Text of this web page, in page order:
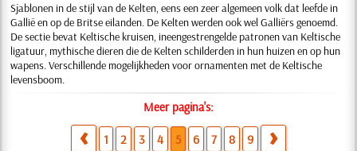
Sjablonen in de stijl van de Kelten, eens een zeer algemeen volk dat leefde in
Gallië en op de Britse eilanden. De Kelten werden ook wel Galliërs genoemd.
De sectie bevat Keltische kruisen, ineengestrengelde patronen van Keltische
ligatuur, mythische dieren die de Kelten schilderden in hun huizen en op hun
wapens. Verschillende mogelijkheden voor ornamenten met de Keltische
levensboom.
Meer pagina's:
1 2 3 4 5 6 7 8 9